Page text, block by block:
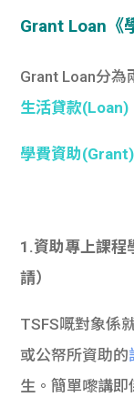
Grant Loan《
Grant Loan分為
生活貸款(Loan)
學費資助(Grant)
1.資助專上課程
請）
TSFS嘅對象係
或公帑所資助的
生。簡單嚟講